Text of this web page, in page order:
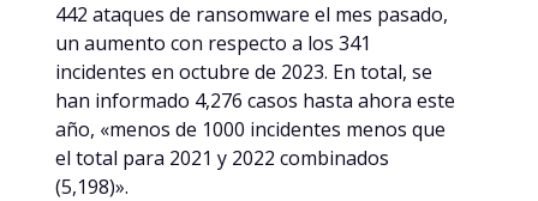
442 ataques de ransomware el mes pasado,
un aumento con respecto a los 341
incidentes en octubre de 2023. En total, se
han informado 4,276 casos hasta ahora este
año, «menos de 1000 incidentes menos que
el total para 2021 y 2022 combinados
(5,198)».